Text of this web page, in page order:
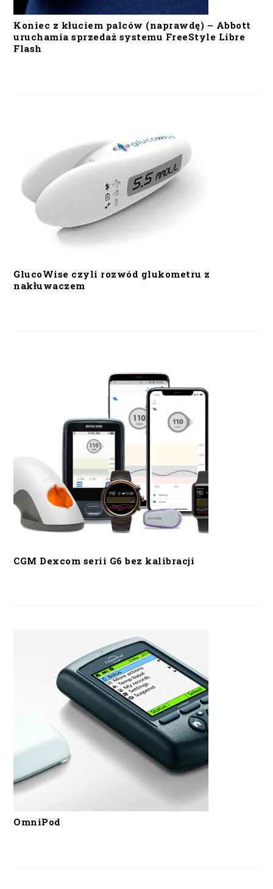
Koniec z kłuciem palców (naprawdę) – Abbott
uruchamia sprzedaż systemu FreeStyle Libre
Flash
GlucoWise czyli rozwód glukometru z
nakłuwaczem
CGM Dexcom serii G6 bez kalibracji
OmniPod